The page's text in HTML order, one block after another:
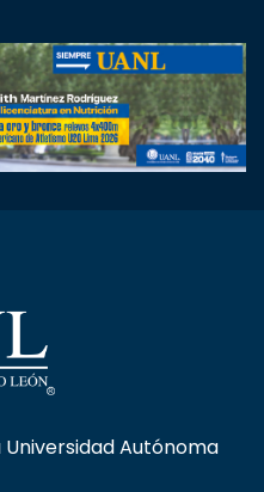
Autónoma